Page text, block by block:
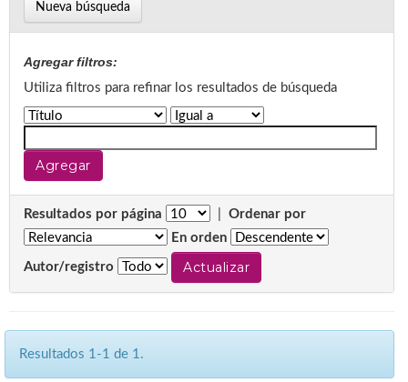
Nueva búsqueda
Agregar filtros:
Utiliza filtros para refinar los resultados de búsqueda
Resultados por página
Ordenar por
En orden
Autor/registro
Resultados 1-1 de 1.